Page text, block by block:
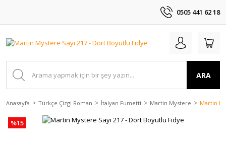
0505 441 62 18
ARA
Anasayfa Türkçe Çizgi Roman İtalyan Fumetti Martin Mystere Martin
%15